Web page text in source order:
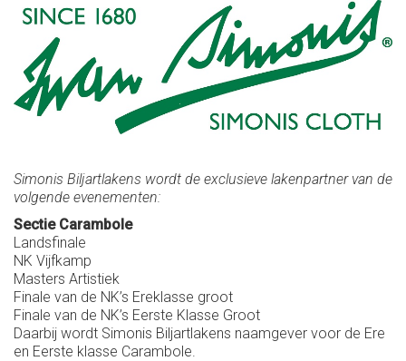
Simonis Biljartlakens wordt de exclusieve lakenpartner van de
volgende evenementen:
Sectie Carambole
Landsfinale
NK Vijfkamp
Masters Artistiek
Finale van de NK’s Ereklasse groot
Finale van de NK’s Eerste Klasse Groot
Daarbij wordt Simonis Biljartlakens naamgever voor de Ere
en Eerste klasse Carambole.